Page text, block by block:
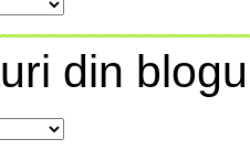
din